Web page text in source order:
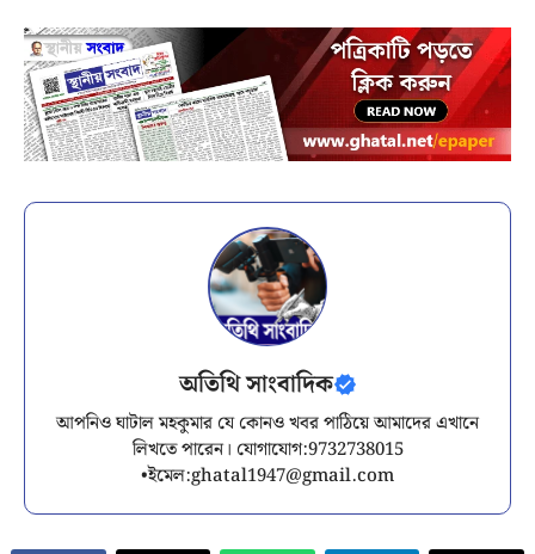
অতিথি সাংবাদিক
আপনিও ঘাটাল মহকুমার যে কোনও খবর পাঠিয়ে আমাদের এখানে
লিখতে পারেন। যোগাযোগ:9732738015
•ইমেল:ghatal1947@gmail.com